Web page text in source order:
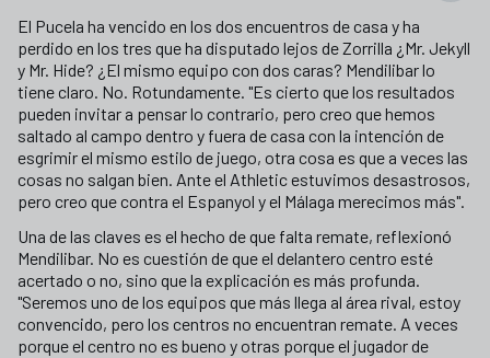
El Pucela ha vencido en los dos encuentros de casa y ha
perdido en los tres que ha disputado lejos de Zorrilla ¿Mr. Jekyll
y Mr. Hide? ¿El mismo equipo con dos caras? Mendilibar lo
tiene claro. No. Rotundamente. "Es cierto que los resultados
pueden invitar a pensar lo contrario, pero creo que hemos
saltado al campo dentro y fuera de casa con la intención de
esgrimir el mismo estilo de juego, otra cosa es que a veces las
cosas no salgan bien. Ante el Athletic estuvimos desastrosos,
pero creo que contra el Espanyol y el Málaga merecimos más".
Una de las claves es el hecho de que falta remate, reflexionó
Mendilibar. No es cuestión de que el delantero centro esté
acertado o no, sino que la explicación es más profunda.
"Seremos uno de los equipos que más llega al área rival, estoy
convencido, pero los centros no encuentran remate. A veces
porque el centro no es bueno y otras porque el jugador de